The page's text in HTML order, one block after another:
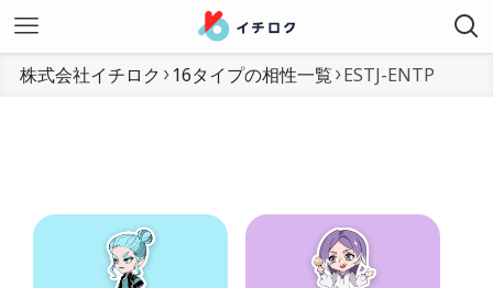
株式会社イチロク 16タイプの相性一覧 ESTJ-ENTP